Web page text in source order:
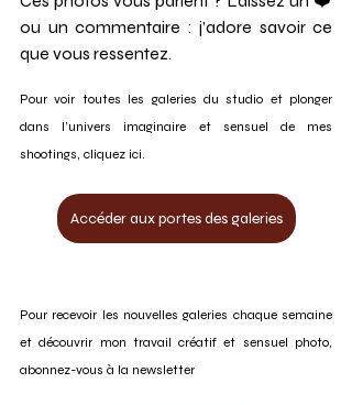
ou un commentaire : j’adore savoir ce
que vous ressentez.
Pour voir toutes les galeries du studio et plonger
dans l’univers imaginaire et sensuel de mes
shootings, cliquez ici.
Accéder aux portes des galeries
Pour recevoir les nouvelles galeries chaque semaine
et découvrir mon travail créatif et sensuel photo,
abonnez-vous à la newsletter